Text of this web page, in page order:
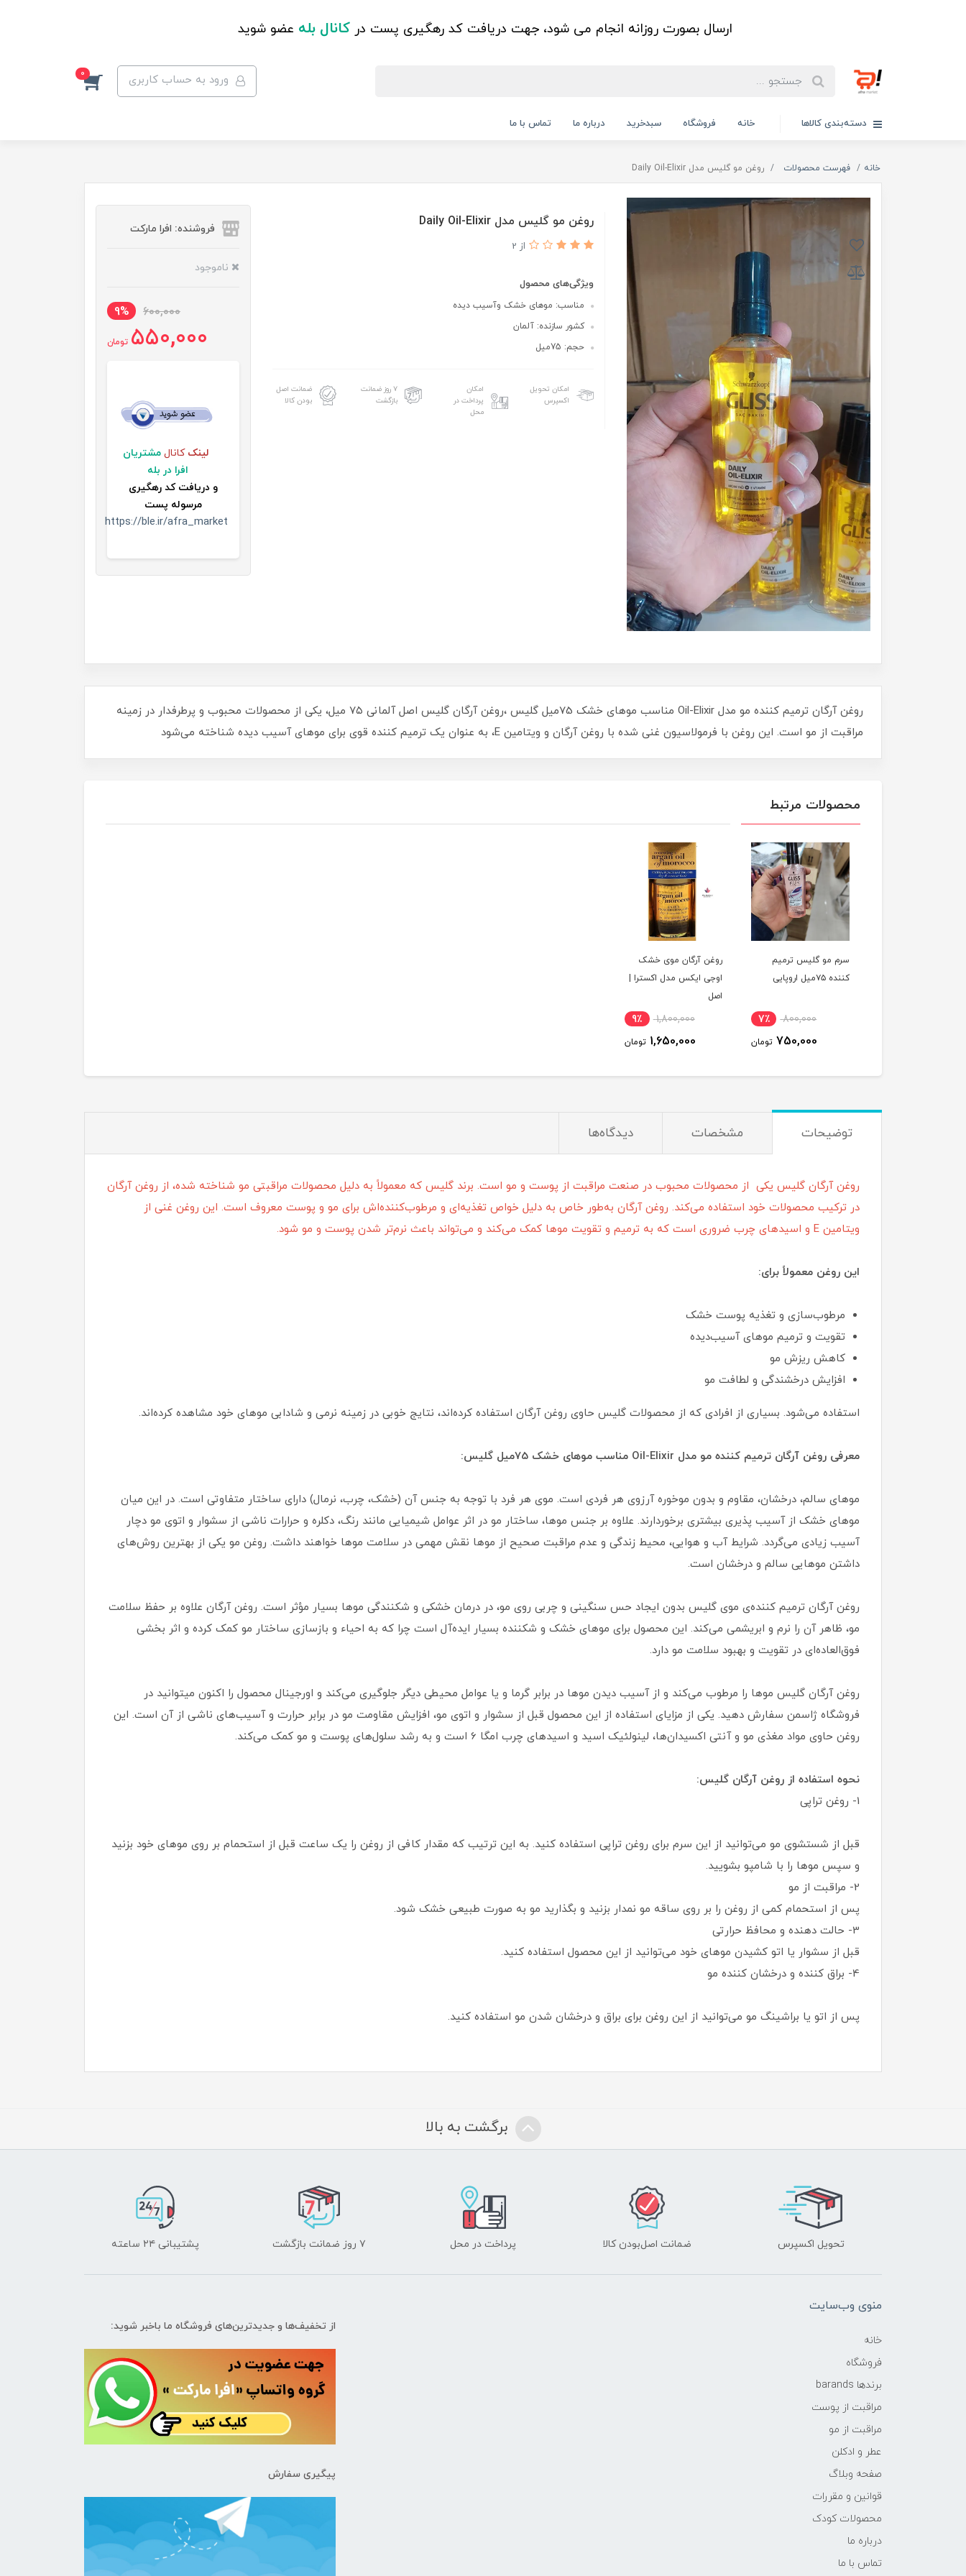
ارسال بصورت روزانه انجام می شود، جهت دریافت کد رهگیری پست در کانال بله عضو شوید
ورود به حساب کاربری 0
دسته‌بندی کالاها خانه فروشگاه سبدخرید درباره ما تماس با ما
خانه فهرست محصولات روغن مو گلیس مدل Daily Oil-Elixir
روغن مو گلیس مدل Daily Oil-Elixir
از 2
ویژگی‌های محصول
مناسب: موهای خشک وآسیب دیده
کشور سازنده: آلمان
حجم: 75میل
امکان تحویل
اکسپرس
امکان
پرداخت در
محل
۷ روز ضمانت
بازگشت
ضمانت اصل
بودن کالا
فروشنده: افرا مارکت
ناموجود
600,000
9%
550,000 تومان
لینک کانال مشتریان
افرا در بله
و دریافت کد رهگیری
مرسوله پست
https://ble.ir/afra_market
روغن آرگان ترمیم کننده مو مدل Oil-Elixir مناسب موهای خشک 75میل گلیس ،روغن آرگان گلیس اصل آلمانی ۷۵ میل، یکی از محصولات محبوب و پرطرفدار در زمینه
مراقبت از مو است. این روغن با فرمولاسیون غنی شده با روغن آرگان و ویتامین E، به عنوان یک ترمیم کننده قوی برای موهای آسیب دیده شناخته می‌شود
محصولات مرتبط
سرم مو گلیس ترمیم
کننده ۷۵میل اروپایی
800,000 7٪
750,000 تومان
روغن آرگان موی خشک
اوجی ایکس مدل اکسترا |
اصل
1,800,000 9٪
1,650,000 تومان
توضیحات مشخصات دیدگاه‌ها
روغن آرگان گلیس یکی از محصولات محبوب در صنعت مراقبت از پوست و مو است. برند گلیس که معمولاً به دلیل محصولات مراقبتی مو شناخته شده، از روغن آرگان
در ترکیب محصولات خود استفاده می‌کند. روغن آرگان به‌طور خاص به دلیل خواص تغذیه‌ای و مرطوب‌کننده‌اش برای مو و پوست معروف است. این روغن غنی از
ویتامین E و اسیدهای چرب ضروری است که به ترمیم و تقویت موها کمک می‌کند و می‌تواند باعث نرم‌تر شدن پوست و مو شود.
این روغن معمولاً برای:
مرطوب‌سازی و تغذیه پوست خشک
تقویت و ترمیم موهای آسیب‌دیده
کاهش ریزش مو
افزایش درخشندگی و لطافت مو
استفاده می‌شود. بسیاری از افرادی که از محصولات گلیس حاوی روغن آرگان استفاده کرده‌اند، نتایج خوبی در زمینه نرمی و شادابی موهای خود مشاهده کرده‌اند.
معرفی روغن آرگان ترمیم کننده مو مدل Oil-Elixir مناسب موهای خشک 75میل گلیس:
موهای سالم، درخشان، مقاوم و بدون موخوره آرزوی هر فردی است. موی هر فرد با توجه به جنس آن (خشک، چرب، نرمال) دارای ساختار متفاوتی است. در این میان
موهای خشک از آسیب پذیری بیشتری برخوردارند. علاوه بر جنس موها، ساختار مو در اثر عوامل شیمیایی مانند رنگ، دکلره و حرارات ناشی از سشوار و اتوی مو دچار
آسیب زیادی می‌گردد. شرایط آب و هوایی، محیط زندگی و عدم مراقبت صحیح از موها نقش مهمی در سلامت موها خواهند داشت. روغن مو یکی از بهترین روش‌های
داشتن موهایی سالم و درخشان است.
روغن آرگان ترمیم کننده‌ی موی گلیس بدون ایجاد حس سنگینی و چربی روی مو، در درمان خشکی و شکنندگی موها بسیار مؤثر است. روغن آرگان علاوه بر حفظ سلامت
مو، ظاهر آن را نرم و ابریشمی می‌کند. این محصول برای موهای خشک و شکننده بسیار ایده‌آل است چرا که به احیاء و بازسازی ساختار مو کمک کرده و اثر بخشی
فوق‌العاده‌ای در تقویت و بهبود سلامت مو دارد.
روغن آرگان گلیس موها را مرطوب می‌کند و از آسیب دیدن موها در برابر گرما و یا عوامل محیطی دیگر جلوگیری می‌کند و اورجینال محصول را اکنون میتوانید در
فروشگاه ژاسمن سفارش دهید. یکی از مزایای استفاده از این محصول قبل از سشوار و اتوی مو، افزایش مقاومت مو در برابر حرارت و آسیب‌های ناشی از آن است. این
روغن حاوی مواد مغذی مو و آنتی اکسیدان‌ها، لینولئیک اسید و اسیدهای چرب امگا 6 است و به رشد سلول‌های پوست و مو کمک می‌کند.
نحوه استفاده از روغن آرگان گلیس:
1- روغن تراپی
قبل از شستشوی مو می‌توانید از این سرم برای روغن تراپی استفاده کنید. به این ترتیب که مقدار کافی از روغن را یک ساعت قبل از استحمام بر روی موهای خود بزنید
و سپس موها را با شامپو بشویید.
2- مراقبت از مو
پس از استحمام کمی از روغن را بر روی ساقه مو نمدار بزنید و بگذارید مو به صورت طبیعی خشک شود.
3- حالت دهنده و محافظ حرارتی
قبل از سشوار یا اتو کشیدن موهای خود می‌توانید از این محصول استفاده کنید.
4- براق کننده و درخشان کننده مو
پس از اتو یا براشینگ مو می‌توانید از این روغن برای براق و درخشان شدن مو استفاده کنید.
برگشت به بالا
تحویل اکسپرس ضمانت اصل‌بودن کالا پرداخت در محل ۷ روز ضمانت بازگشت پشتیبانی ۲۴ ساعته
منوی وب‌سایت
خانه
فروشگاه
برندها barands
مراقبت از پوست
مراقبت از مو
عطر و ادکلن
صفحه وبلاگ
قوانین و مقررات
محصولات کودک
درباره ما
تماس با ما
از تخفیف‌ها و جدیدترین‌های فروشگاه ما باخبر شوید:
پیگیری سفارش